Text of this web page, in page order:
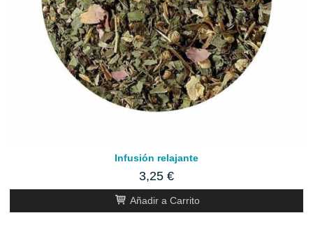
Infusión relajante
3,25 €
Añadir a Carrito